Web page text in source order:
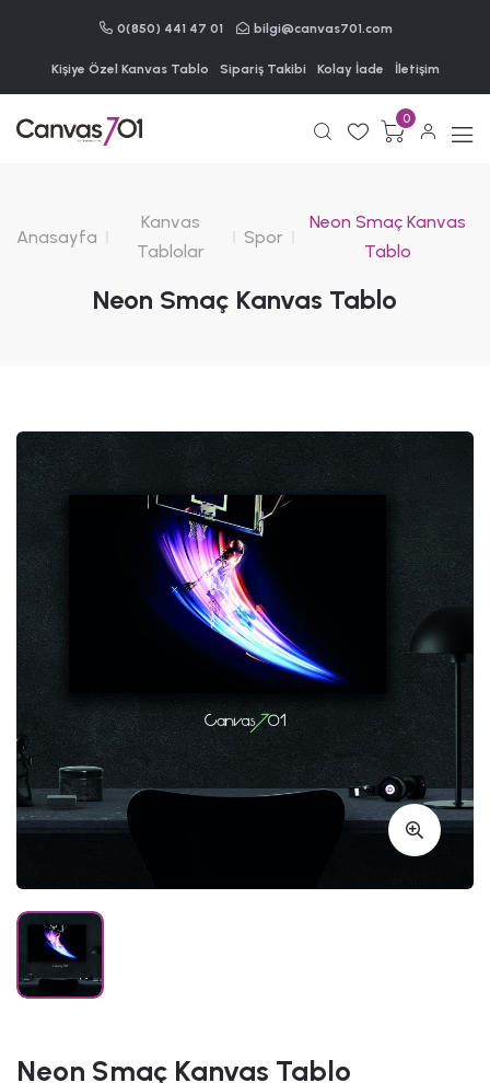
0(850) 441 47 01 bilgi@canvas701.com
Kişiye Özel Kanvas Tablo Sipariş Takibi Kolay İade İletişim
0
Anasayfa
Kanvas
Tablolar
Spor
Neon Smaç Kanvas
Tablo
Neon Smaç Kanvas Tablo
Neon Smaç Kanvas Tablo